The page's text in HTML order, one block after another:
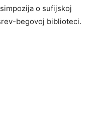
o sufijskoj
begovoj biblioteci.